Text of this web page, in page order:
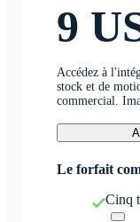
9
Accédez à
stock et de
commercial.
Le forfait
Cinq